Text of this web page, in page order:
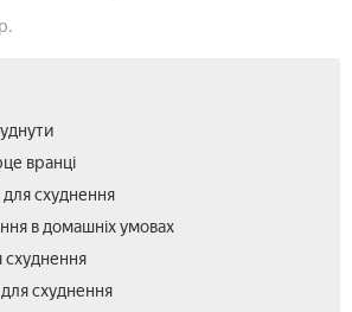
вранці
схуднення
в домашніх умовах
схуднення
схуднення